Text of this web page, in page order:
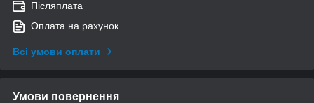
Післяплата
Оплата на рахунок
Всі умови оплати
Умови повернення